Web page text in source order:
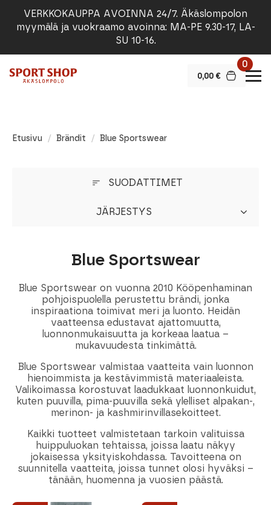
VERKKOKAUPPA AVOINNA 24/7. Äkäslompolon
myymälä ja vuokraamo avoinna: MA-PE 9.30-17, LA-
SU 10-16.
0,00 €
0
Etusivu Brändit Blue Sportswear
SUODATTIMET
JÄRJESTYS
Blue Sportswear
Blue Sportswear on vuonna 2010 Kööpenhaminan
pohjoispuolella perustettu brändi, jonka
inspiraationa toimivat meri ja luonto. Heidän
vaatteensa edustavat ajattomuutta,
luonnonmukaisuutta ja korkeaa laatua –
mukavuudesta tinkimättä.
Blue Sportswear valmistaa vaatteita vain luonnon
hienoimmista ja kestävimmistä materiaaleista.
Valikoimassa korostuvat laadukkaat luonnonkuidut,
kuten puuvilla, pima-puuvilla sekä ylelliset alpakan-,
merinon- ja kashmirinvillasekoitteet.
Kaikki tuotteet valmistetaan tarkoin valituissa
huippuluokan tehtaissa, joissa laatu näkyy
jokaisessa yksityiskohdassa. Tavoitteena on
suunnitella vaatteita, joissa tunnet olosi hyväksi –
tänään, huomenna ja vuosien päästä.